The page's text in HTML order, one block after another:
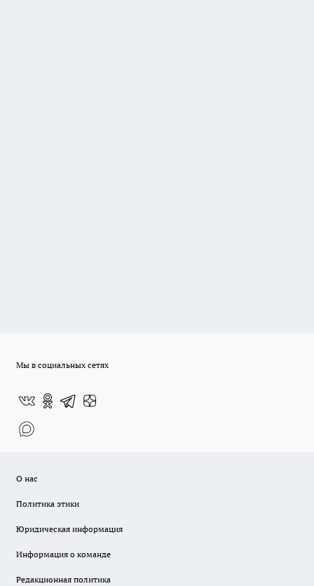
Мы в социальных сетях
О нас
Политика этики
Юридическая информация
Информация о команде
Редакционная политика